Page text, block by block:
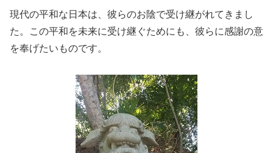
現代の平和な日本は、彼らのお陰で受け継がれてきまし
た。この平和を未来に受け継ぐためにも、彼らに感謝の意
を奉げたいものです。